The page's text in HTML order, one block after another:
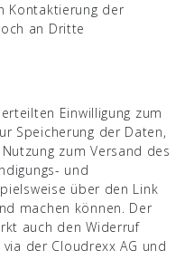
Kontaktierung der
an Dritte
Einwilligung zum
Speicherung der Daten,
zum Versand des
und
über den Link
machen können. Der
auch den Widerruf
der Cloudrexx AG und